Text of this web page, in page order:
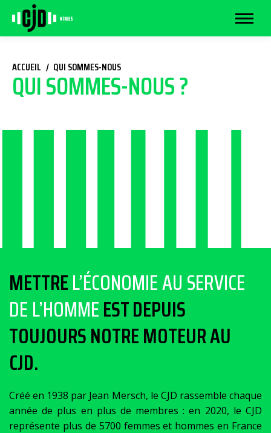
Vous êtes ici :
ACCUEIL QUI SOMMES-NOUS
QUI SOMMES-NOUS ?
METTREL’ÉCONOMIE AU SERVICE
DE L’HOMMEEST DEPUIS
TOUJOURS NOTRE MOTEUR AU
CJD.
Créé en 1938 par Jean Mersch, le CJD rassemble chaque
année de plus en plus de membres : en 2020, le CJD
représente plus de 5700 femmes et hommes en France